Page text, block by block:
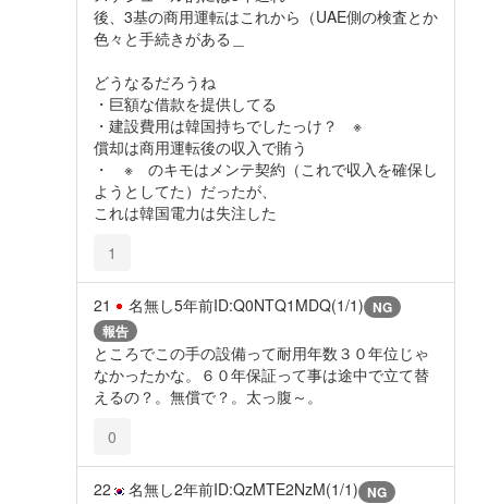
後、3基の商用運転はこれから（UAE側の検査とか
色々と手続きがある＿
どうなるだろうね
・巨額な借款を提供してる
・建設費用は韓国持ちでしたっけ？ ※
償却は商用運転後の収入で賄う
・ ※ のキモはメンテ契約（これで収入を確保し
ようとしてた）だったが、
これは韓国電力は失注した
1
21 名無し5年前ID:Q0NTQ1MDQ(1/1) NG
報告
ところでこの手の設備って耐用年数３０年位じゃ
なかったかな。６０年保証って事は途中で立て替
えるの？。無償で？。太っ腹～。
0
22 名無し2年前ID:QzMTE2NzM(1/1) NG